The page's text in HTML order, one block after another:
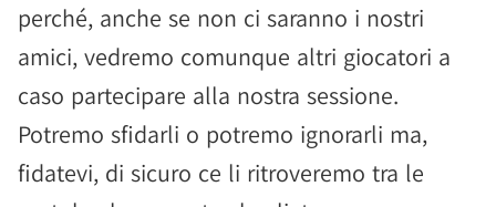
perché, anche se non ci saranno i nostri
amici, vedremo comunque altri giocatori a
caso partecipare alla nostra sessione.
Potremo sfidarli o potremo ignorarli ma,
fidatevi, di sicuro ce li ritroveremo tra le